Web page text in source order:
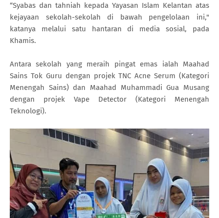
“Syabas dan tahniah kepada Yayasan Islam Kelantan atas
kejayaan sekolah-sekolah di bawah pengelolaan ini,"
katanya melalui satu hantaran di media sosial, pada
Khamis.
Antara sekolah yang meraih pingat emas ialah Maahad
Sains Tok Guru dengan projek TNC Acne Serum (Kategori
Menengah Sains) dan Maahad Muhammadi Gua Musang
dengan projek Vape Detector (Kategori Menengah
Teknologi).